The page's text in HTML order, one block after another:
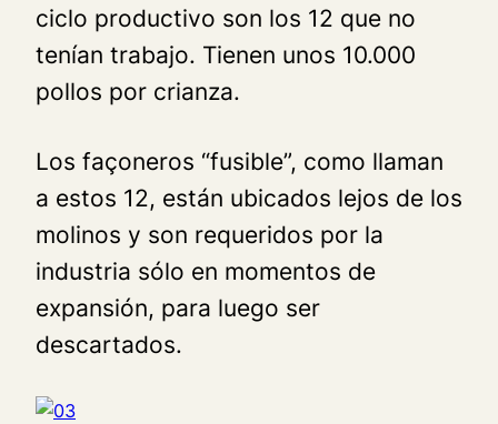
ciclo productivo son los 12 que no
tenían trabajo. Tienen unos 10.000
pollos por crianza.
Los façoneros “fusible”, como llaman
a estos 12, están ubicados lejos de los
molinos y son requeridos por la
industria sólo en momentos de
expansión, para luego ser
descartados.